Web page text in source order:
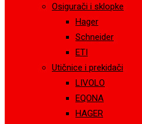
Osigurači i sklopke
Hager
Schneider
ETI
Utičnice i prekidači
LIVOLO
EQONA
HAGER